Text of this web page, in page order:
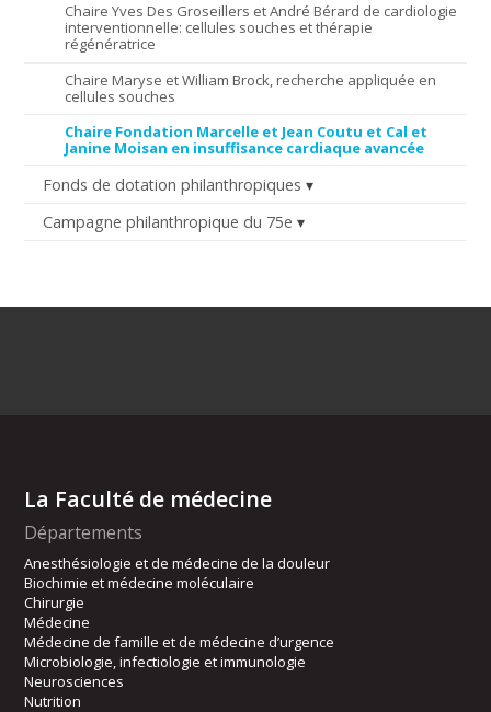
Chaire Yves Des Groseillers et André Bérard de cardiologie
interventionnelle: cellules souches et thérapie
régénératrice
Chaire Maryse et William Brock, recherche appliquée en
cellules souches
Chaire Fondation Marcelle et Jean Coutu et Cal et
Janine Moisan en insuffisance cardiaque avancée
Fonds de dotation philanthropiques
Campagne philanthropique du 75e
La Faculté de médecine
Départements
Anesthésiologie et de médecine de la douleur
Biochimie et médecine moléculaire
Chirurgie
Médecine
Médecine de famille et de médecine d’urgence
Microbiologie, infectiologie et immunologie
Neurosciences
Nutrition